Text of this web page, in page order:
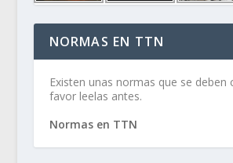
NORMAS EN TTN
Existen unas normas que se deben
favor leelas antes.
Normas en TTN